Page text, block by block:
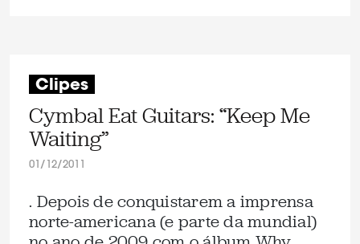
Clipes
Cymbal Eat Guitars: “Keep Me
Waiting”
01/12/2011
. Depois de conquistarem a imprensa
norte-americana (e parte da mundial)